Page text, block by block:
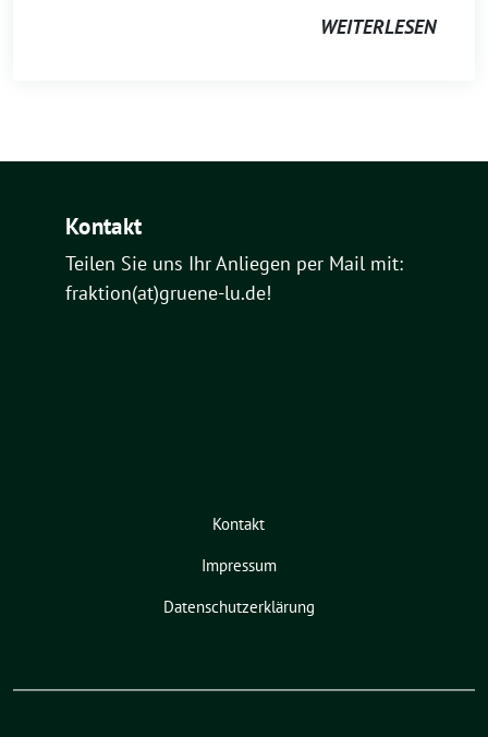
WEITERLESEN
Kontakt
Teilen Sie uns Ihr Anliegen per Mail mit:
fraktion(at)gruene-lu.de!
Kontakt
Impressum
Datenschutzerklärung